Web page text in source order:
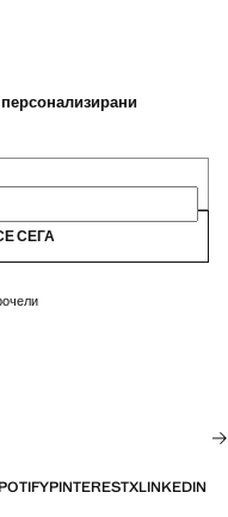
СЕГА
PINTERESTXLINKEDIN